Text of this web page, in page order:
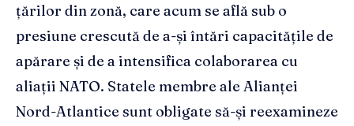
țărilor din zonă, care acum se află sub o
presiune crescută de a-și întări capacitățile de
apărare și de a intensifica colaborarea cu
aliații NATO. Statele membre ale Alianței
Nord-Atlantice sunt obligate să-și reexamineze